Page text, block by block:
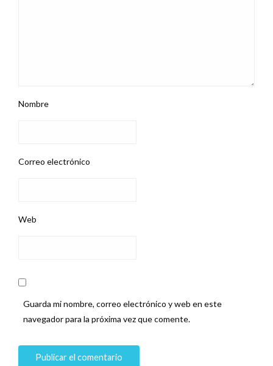
Nombre
Correo electrónico
Web
Guarda mi nombre, correo electrónico y web en este
navegador para la próxima vez que comente.